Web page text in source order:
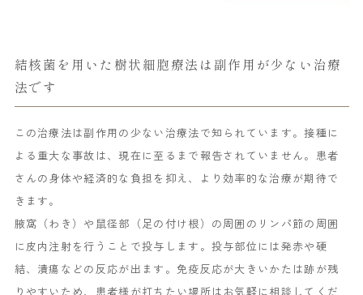
結核菌を用いた樹状細胞療法は副作用が少ない治療
法です
この治療法は副作用の少ない治療法で知られています。接種に
よる重大な事故は、現在に至るまで報告されていません。患者
さんの身体や経済的な負担を抑え、より効率的な治療が期待で
きます。
腋窩（わき）や鼠径部（足の付け根）の周囲のリンパ節の周囲
に皮内注射を行うことで投与します。投与部位には発赤や硬
結、潰瘍などの反応が出ます。免疫反応が大きいかたは跡が残
りやすいため、患者様が打ちたい場所はお気軽に相談してくだ